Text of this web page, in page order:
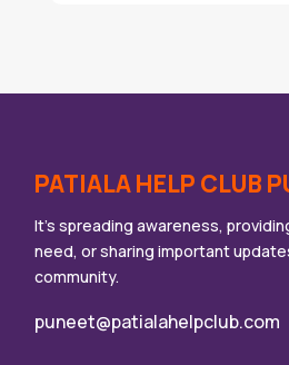
PATIALA HELP CLUB
It’s spreading awareness,
need, or sharing important
community.
puneet@patialahelpclub.com